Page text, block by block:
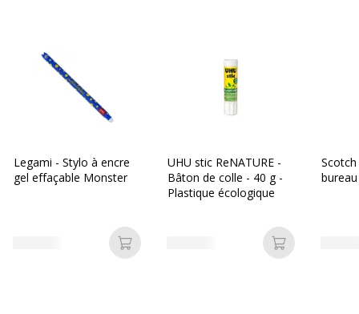
Legami - Stylo à encre
gel effaçable Monster
Ajouter au panier
UHU stic ReNATURE -
Bâton de colle - 40 g -
Plastique écologique
Ajouter au